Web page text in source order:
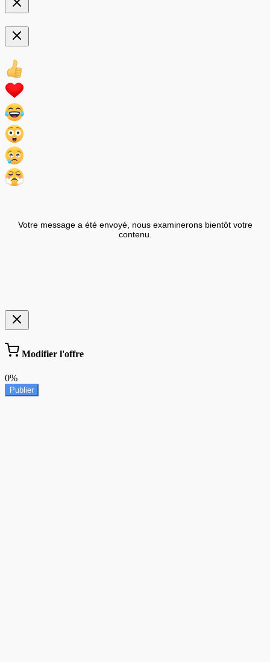
Votre message a été envoyé, nous examinerons bientôt votre
contenu.
Modifier l'offre
0%
Publier